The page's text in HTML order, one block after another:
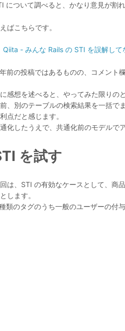
について調べると、かなり意見が割
ばこちらです。
Qiita - みんな Rails の STI を誤解して
前の投稿ではあるものの、コメント
感想を述べると、やってみた限りの
、別のテーブルの検索結果を一括で
点だと感じます。
化したうえで、共通化前のモデルで
を試す
は、STI の有効なケースとして、商
します。
類のタグのうち一般のユーザーの付